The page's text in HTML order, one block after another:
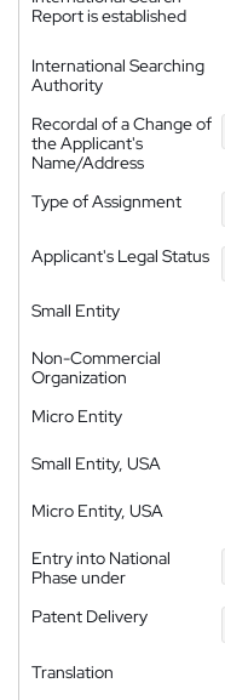
Report is established
International Searching
Authority
Recordal of a Change of
the Applicant's
Name/Address
Type of Assignment
Applicant's Legal Status
Small Entity
Non-Commercial
Organization
Micro Entity
Small Entity, USA
Micro Entity, USA
Entry into National
Phase under
Patent Delivery
Translation